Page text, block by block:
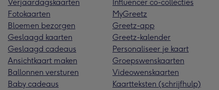
Verjaardagskaarten
Fotokaarten
Bloemen bezorgen
Geslaagd kaarten
Geslaagd cadeaus
Ansichtkaart maken
Ballonnen versturen
Baby cadeaus
Influencer co-collecties
MyGreetz
Greetz-app
Greetz-kalender
Personaliseer je kaart
Groepswenskaarten
Videowenskaarten
Kaartteksten (schrijfhulp)